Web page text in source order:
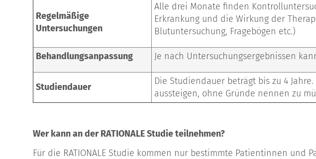
Regelmäßige
Untersuchungen
Alle drei Monate finden
Erkrankung und die Wirkung der
Blutuntersuchung, Fragebögen etc.)
Behandlungsanpassung Je nach Untersuchungsergebnissen
Studiendauer
Die Studiendauer beträgt bis zu 4
aussteigen, ohne Gründe nennen zu
Wer kann an der RATIONALE Studie teilnehmen?
Für die RATIONALE Studie kommen nur bestimmte Patientinnen und